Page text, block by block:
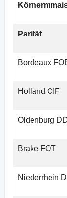
Parität
Bordeaux
Holland CIF
Oldenburg
Brake FOT
Niederrhein